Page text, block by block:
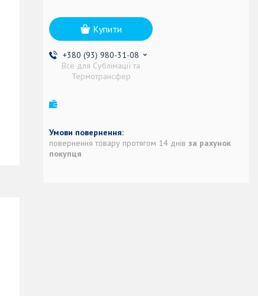
Купити
+380 (93) 980-31-08
Все для Сублімації та
Термотрансфер
повернення товару протягом 14 днів за рахунок
покупця